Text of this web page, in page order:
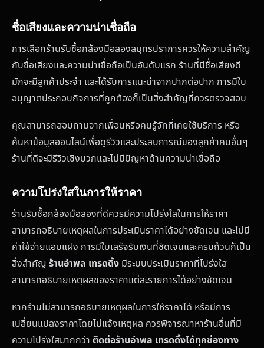
ชื่อเสียงและความน่าเชื่อถือ
การเลือกร้านรับซื้อกล้องมือสองสมุทรปราการควรให้ความสำคัญ
กับชื่อเสียงและความน่าเชื่อถือเป็นอันดับแรก ร้านที่มีชื่อเสียงดี
มักจะมีลูกค้าประจำ และได้รับการแนะนำจากปากต่อปาก การมีใบ
อนุญาตประกอบกิจการที่ถูกต้องก็เป็นสิ่งสำคัญที่ควรตรวจสอบ
คุณสามารถสอบถามจากเพื่อนหรือคนรู้จักที่เคยใช้บริการ หรือ
ค้นหาข้อมูลออนไลน์เพื่อดูรีวิวและประสบการณ์ของลูกค้าคนอื่นๆ
ร้านที่ดีจะมีรีวิวเชิงบวกและไม่มีปัญหาด้านความน่าเชื่อถือ
ความโปร่งใสในการให้ราคา
ร้านรับซื้อกล้องมือสองที่ดีควรมีความโปร่งใสในการให้ราคา
สามารถอธิบายเหตุผลในการประเมินราคาได้อย่างชัดเจน และไม่มี
ค่าใช้จ่ายแอบแฝง การมีใบเสร็จรับเงินที่ชัดเจนและครบถ้วนก็เป็น
สิ่งสำคัญ ร้านอำพล เทรดดิ้ง มีระบบประเมินราคาที่โปร่งใส
สามารถอธิบายเหตุผลของราคาแต่ละรายการได้อย่างชัดเจน
หากร้านไม่สามารถอธิบายเหตุผลในการให้ราคาได้ หรือมีการ
เปลี่ยนแปลงราคาโดยไม่แจ้งเหตุผล ควรพิจารณาหาร้านอื่นที่มี
ความโปร่งใสมากกว่า ติดต่อร้านอำพล เทรดดิ้งได้ทุกช่องทาง